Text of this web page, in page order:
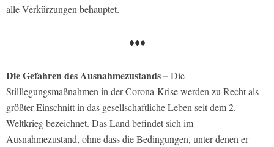
alle Verkürzungen behauptet.
♦♦♦
Die Gefahren des Ausnahmezustands –Die
Stilllegungsmaßnahmen in der Corona-Krise werden zu Recht als
größter Einschnitt in das gesellschaftliche Leben seit dem 2.
Weltkrieg bezeichnet. Das Land befindet sich im
Ausnahmezustand, ohne dass die Bedingungen, unter denen er